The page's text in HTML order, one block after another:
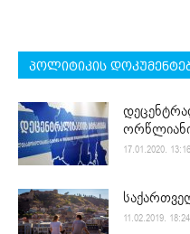
პოლიტიკის
17.01.2020. 13:16
11.02.2019. 18:24